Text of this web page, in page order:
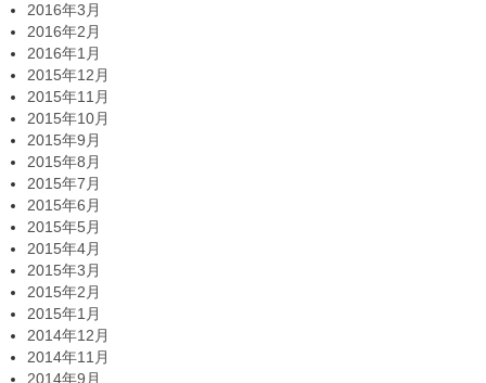
2016年3月
2016年2月
2016年1月
2015年12月
2015年11月
2015年10月
2015年9月
2015年8月
2015年7月
2015年6月
2015年5月
2015年4月
2015年3月
2015年2月
2015年1月
2014年12月
2014年11月
2014年9月